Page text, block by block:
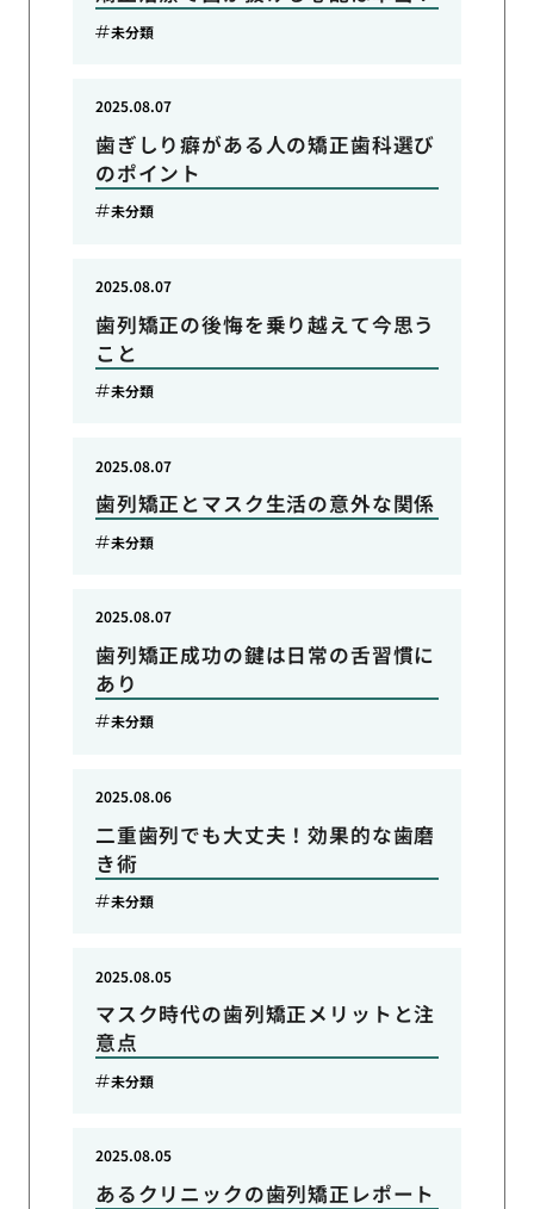
未分類
歯ぎしり癖がある人の矯正歯科選び
のポイント
2025.08.07
未分類
歯列矯正の後悔を乗り越えて今思う
こと
2025.08.07
未分類
歯列矯正とマスク生活の意外な関係
2025.08.07
未分類
歯列矯正成功の鍵は日常の舌習慣に
あり
2025.08.07
未分類
二重歯列でも大丈夫！効果的な歯磨
き術
2025.08.06
未分類
マスク時代の歯列矯正メリットと注
意点
2025.08.05
未分類
あるクリニックの歯列矯正レポート
2025.08.05